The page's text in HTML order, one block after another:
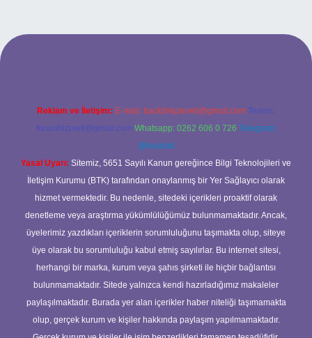
bet giriş
Reklam ve İletişim: E-mail: backlinkpaneli@gmail.com Teams:
forumhizmeti@gmail.com Whatsapp: 0262 606 0 726 Telegram:
@karabul
Yasal Uyarı: Sitemiz, 5651 Sayılı Kanun gereğince Bilgi Teknolojileri ve
İletişim Kurumu (BTK) tarafından onaylanmış bir Yer Sağlayıcı olarak
hizmet vermektedir. Bu nedenle, sitedeki içerikleri proaktif olarak
denetleme veya araştırma yükümlülüğümüz bulunmamaktadır. Ancak,
üyelerimiz yazdıkları içeriklerin sorumluluğunu taşımakta olup, siteye
üye olarak bu sorumluluğu kabul etmiş sayılırlar. Bu internet sitesi,
herhangi bir marka, kurum veya şahıs şirketi ile hiçbir bağlantısı
bulunmamaktadır. Sitede yalnızca kendi hazırladığımız makaleler
paylaşılmaktadır. Burada yer alan içerikler haber niteliği taşımamakta
olup, gerçek kurum ve kişiler hakkında paylaşım yapılmamaktadır.